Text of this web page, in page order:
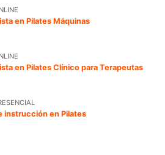
en Pilates Máquinas
en Pilates Clínico para Terapeutas
instrucción en Pilates